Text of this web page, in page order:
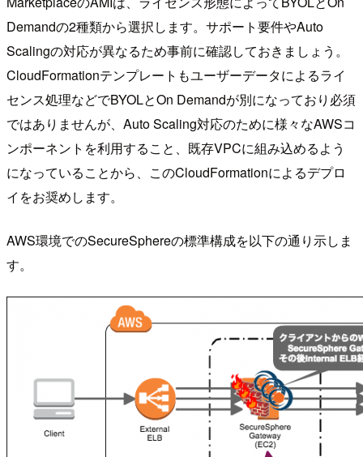
Demandの2種類から選択します。サポート要件やAuto
Scalingの対応が異なるため事前に確認しておきましょう。
CloudFormationテンプレートもユーザーデータによるライ
センス処理などでBYOLとOn Demandが別になっており必須
ではありませんが、Auto Scaling対応のために様々なAWSコ
ンポーネントを利用すること、既存VPCに組み込めるよう
になっていることから、このCloudFormationによるデプロ
イをお奨めします。
AWS環境でのSecureSphereの標準構成を以下の通り示しま
す。